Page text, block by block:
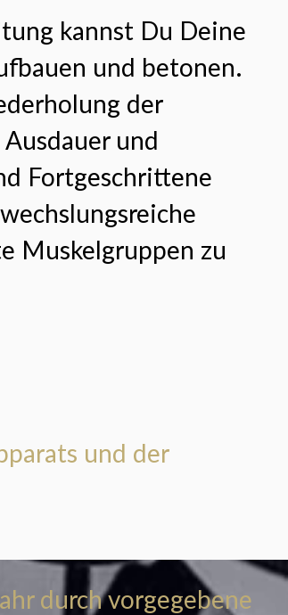
kannst Du Deine
und betonen.
der
und
Fortgeschrittene
Muskelgruppen zu
und der
durch vorgegebene